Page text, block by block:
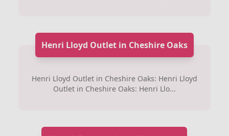
Henri Lloyd Outlet in Cheshire Oaks
Henri Lloyd Outlet in Cheshire Oaks: Henri Lloyd
Outlet in Cheshire Oaks: Henri Llo...